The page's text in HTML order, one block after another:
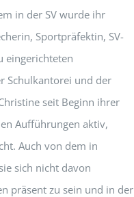
in der SV wurde ihr
Sportpräfektin, SV-
eingerichteten
Schulkantorei und der
seit Beginn ihrer
Aufführungen aktiv,
Auch von dem in
sich nicht davon
präsent zu sein und in der